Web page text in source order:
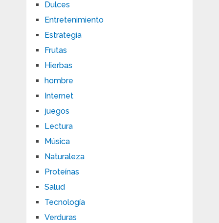
Dulces
Entretenimiento
Estrategia
Frutas
Hierbas
hombre
Internet
juegos
Lectura
Música
Naturaleza
Proteínas
Salud
Tecnología
Verduras